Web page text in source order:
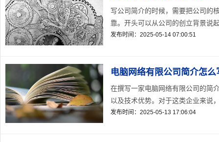
写公司简介的时候，需要把公司的
靠。开头可以从公司的创立背景说
发布时间：2025-05-14 07:00:51
电脑网络有限公司简介怎么
在撰写一家电脑网络有限公司的简
以及技术优势。对于这类企业来说
发布时间：2025-05-13 17:06:04